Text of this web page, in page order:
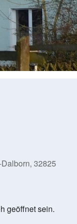
32825
geöffnet sein.